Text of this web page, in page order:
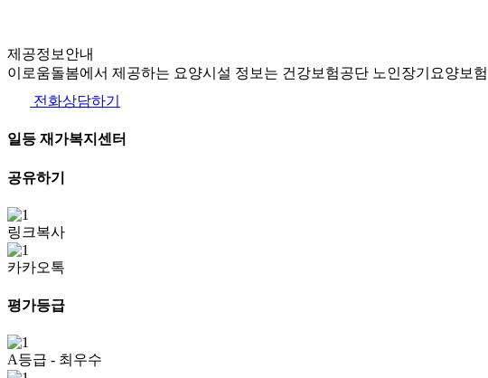
제공정보안내
이로움돌봄에서 제공하는 요양시설 정보는 건강보험공단 노인장기요양보
전화상담하기
일등 재가복지센터
공유하기
링크복사
카카오톡
평가등급
A등급 - 최우수